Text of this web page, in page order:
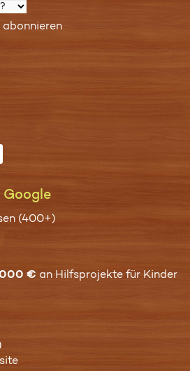
abonnieren
(400+)
€ an Hilfsprojekte für Kinder